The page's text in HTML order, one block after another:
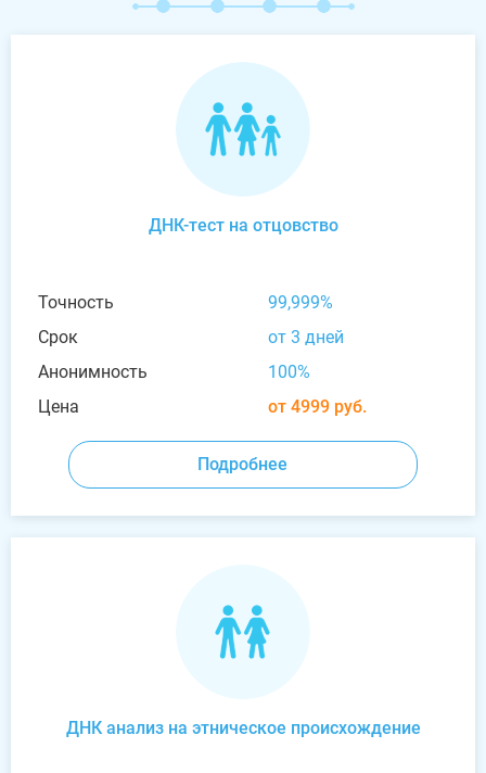
ДНК-тест на отцовство
Точность
99,999%
Срок
от 3 дней
Анонимность
100%
Цена
от 4999 руб.
Подробнее
ДНК анализ на этническое происхождение